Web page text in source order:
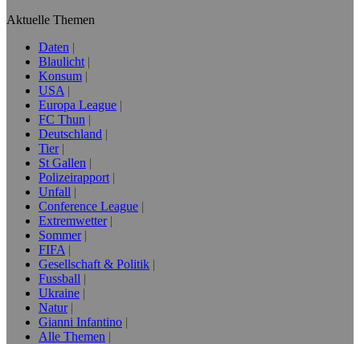
Aktuelle Themen
Daten
Blaulicht
Konsum
USA
Europa League
FC Thun
Deutschland
Tier
St Gallen
Polizeirapport
Unfall
Conference League
Extremwetter
Sommer
FIFA
Gesellschaft & Politik
Fussball
Ukraine
Natur
Gianni Infantino
Alle Themen